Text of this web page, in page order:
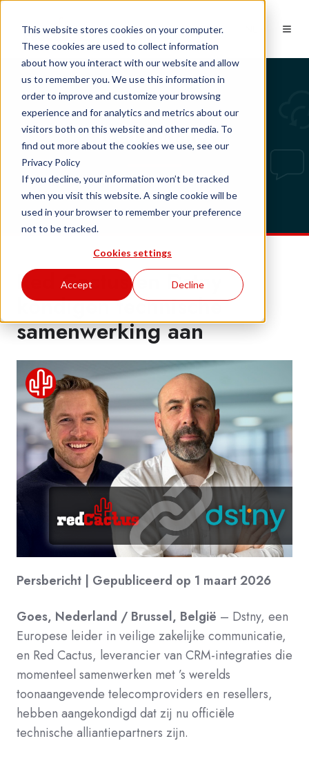
This website stores cookies on your computer.
These cookies are used to collect information
about how you interact with our website and allow
us to remember you. We use this information in
order to improve and customize your browsing
experience and for analytics and metrics about our
visitors both on this website and other media. To
find out more about the cookies we use, see our
Privacy Policy
If you decline, your information won’t be tracked
when you visit this website. A single cookie will be
used in your browser to remember your preference
not to be tracked.
Cookies settings
Accept Decline
Tech updates
Red Cactus en Dstny
kondigen technische
samenwerking aan
Persbericht | Gepubliceerd op 1 maart 2026
Goes, Nederland / Brussel, België – Dstny, een
Europese leider in veilige zakelijke communicatie,
en Red Cactus, leverancier van CRM-integraties die
momenteel samenwerken met ’s werelds
toonaangevende telecomproviders en resellers,
hebben aangekondigd dat zij nu officiële
technische alliantiepartners zijn.